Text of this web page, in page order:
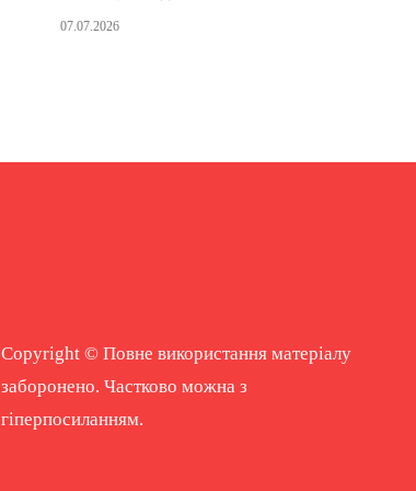
07.07.2026
Copyright © Повне використання матеріалу
заборонено. Частково можна з
гіперпосиланням.